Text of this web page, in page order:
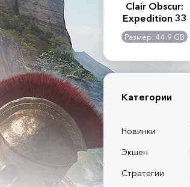
2:
-
GB
Assassin's Creed
Shadows
Размер: 117 GB
Clair Obscur:
Expedition 33
Размер: 44.9 GB
Категории
Новинки
Экшен
Стратегии